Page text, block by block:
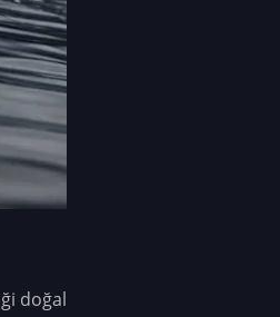
doğal